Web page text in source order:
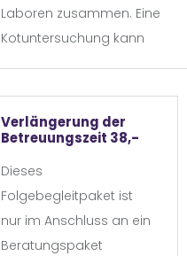
Laboren zusammen. Eine
Kotuntersuchung kann
aber auch auf
Erkrankungen hinweisen.
Sie ist vielfach
Entscheidungsgrundlage
tierärztlicher
Behandlung.
Verlängerung der
Betreuungszeit 38,-
Dieses
Folgebegleitpaket ist
nur im Anschluss an ein
Beratungspaket